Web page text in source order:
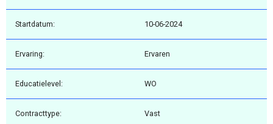
Startdatum: 10-06-2024
Ervaring: Ervaren
Educatielevel: WO
Contracttype: Vast